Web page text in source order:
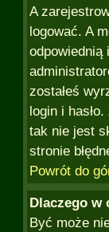
A
logować. A
zostałeś
login i
tak nie jest
stronie
Powrót do
Dlaczego w
Być może